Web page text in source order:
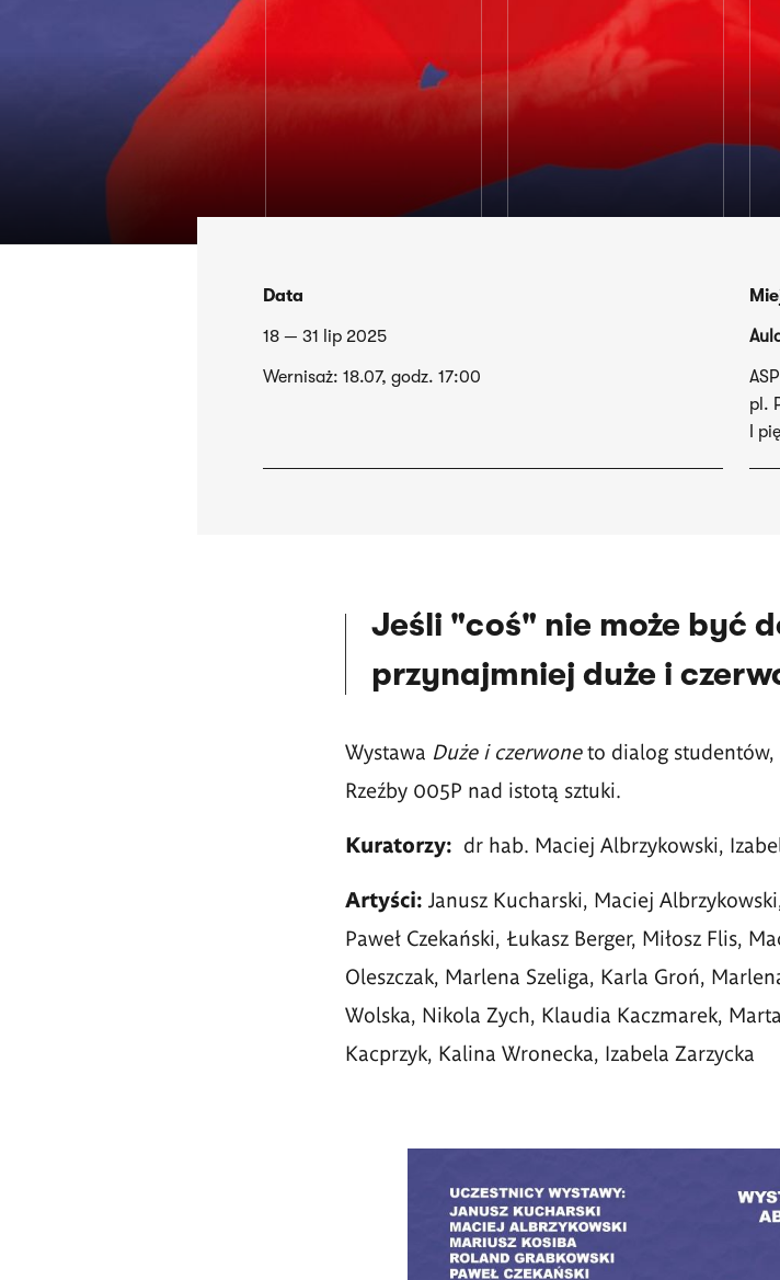
Data
18 — 31 lip 2025
Wernisaż: 18.07, godz. 17:00
pl.
I
Jeśli "coś" nie może być
przynajmniej duże i
Wystawa Duże i czerwoneto dialog studentów,
Rzeźby 005P nad istotą sztuki.
Kuratorzy: dr hab. Maciej Albrzykowski,
Artyści: Janusz Kucharski, Maciej
Paweł Czekański, Łukasz Berger, Miłosz Flis,
Oleszczak, Marlena Szeliga, Karla Groń,
Wolska, Nikola Zych, Klaudia Kaczmarek,
Kacprzyk, Kalina Wronecka, Izabela Zarzycka